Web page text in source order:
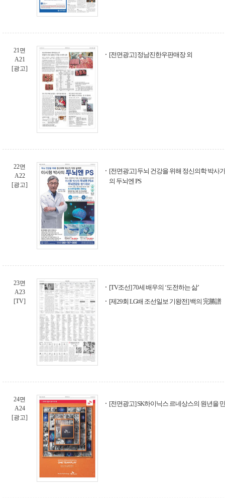
21면
A21
[광고]
[전면광고] 정남진한우판매장 외
22면
A22
[광고]
[전면광고] 두뇌 건강을 위해 정신의학 박사
의 두뇌엔 PS
23면
A23
[TV]
[TV조선] 70세 배우의 ‘도전하는 삶’
[제29회 LG배 조선일보 기왕전] 백의 完勝譜
24면
A24
[광고]
[전면광고] SK하이닉스 르네상스의 원년을